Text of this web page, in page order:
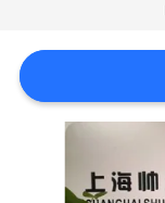
DE
L'USINE
CONTRÔLE